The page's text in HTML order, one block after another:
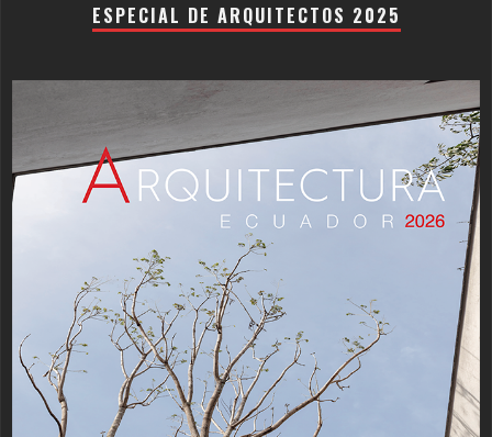
ESPECIAL DE ARQUITECTOS 2025